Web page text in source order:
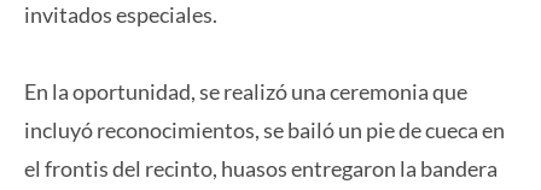
invitados especiales.
En la oportunidad, se realizó una ceremonia que
incluyó reconocimientos, se bailó un pie de cueca en
el frontis del recinto, huasos entregaron la bandera